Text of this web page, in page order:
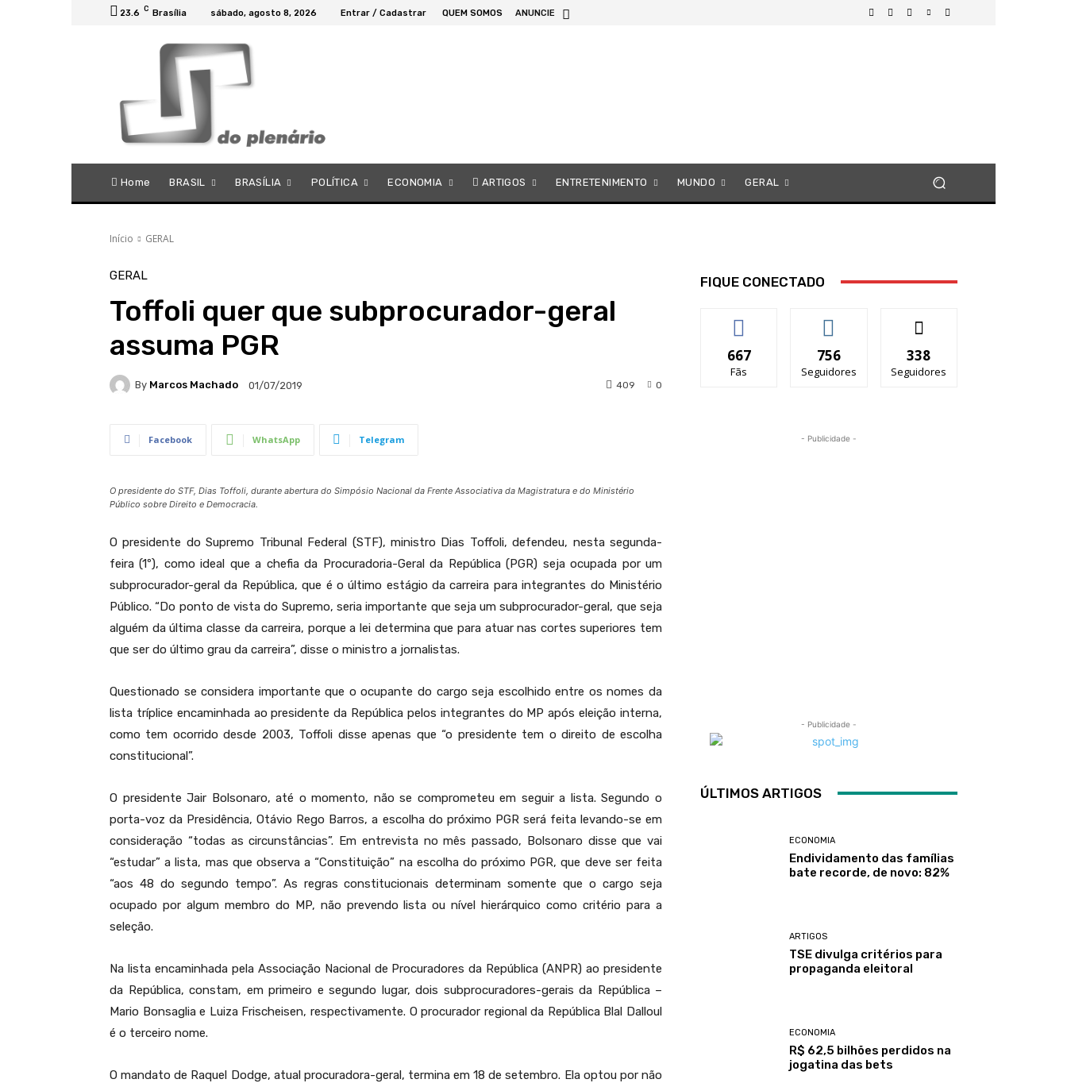
23.6 C Brasília sábado, agosto 8, 2026 Entrar / Cadastrar QUEM SOMOS ANUNCIE
Home BRASIL BRASÍLIA POLÍTICA ECONOMIA ARTIGOS ENTRETENIMENTO MUNDO GERAL
Início GERAL
GERAL
Toffoli quer que subprocurador-geral
assuma PGR
By Marcos Machado 01/07/2019 0
409
Facebook WhatsApp Telegram
O presidente do STF, Dias Toffoli, durante abertura do Simpósio Nacional da Frente Associativa da Magistratura e do Ministério
Público sobre Direito e Democracia.
O presidente do Supremo Tribunal Federal (STF), ministro Dias Toffoli, defendeu, nesta segunda-
feira (1º), como ideal que a chefia da Procuradoria-Geral da República (PGR) seja ocupada por um
subprocurador-geral da República, que é o último estágio da carreira para integrantes do Ministério
Público. “Do ponto de vista do Supremo, seria importante que seja um subprocurador-geral, que seja
alguém da última classe da carreira, porque a lei determina que para atuar nas cortes superiores tem
que ser do último grau da carreira”, disse o ministro a jornalistas.
Questionado se considera importante que o ocupante do cargo seja escolhido entre os nomes da
lista tríplice encaminhada ao presidente da República pelos integrantes do MP após eleição interna,
como tem ocorrido desde 2003, Toffoli disse apenas que “o presidente tem o direito de escolha
constitucional”.
O presidente Jair Bolsonaro, até o momento, não se comprometeu em seguir a lista. Segundo o
porta-voz da Presidência, Otávio Rego Barros, a escolha do próximo PGR será feita levando-se em
consideração “todas as circunstâncias”. Em entrevista no mês passado, Bolsonaro disse que vai
“estudar” a lista, mas que observa a “Constituição” na escolha do próximo PGR, que deve ser feita
“aos 48 do segundo tempo”. As regras constitucionais determinam somente que o cargo seja
ocupado por algum membro do MP, não prevendo lista ou nível hierárquico como critério para a
seleção.
Na lista encaminhada pela Associação Nacional de Procuradores da República (ANPR) ao presidente
da República, constam, em primeiro e segundo lugar, dois subprocuradores-gerais da República –
Mario Bonsaglia e Luiza Frischeisen, respectivamente. O procurador regional da República Blal Dalloul
é o terceiro nome.
O mandato de Raquel Dodge, atual procuradora-geral, termina em18 de setembro. Ela optou por não
FIQUE CONECTADO
667
Fãs
756
Seguidores
338
Seguidores
- Publicidade -
- Publicidade -
ÚLTIMOS ARTIGOS
ECONOMIA
Endividamento das famílias
bate recorde, de novo: 82%
ARTIGOS
TSE divulga critérios para
propaganda eleitoral
ECONOMIA
R$ 62,5 bilhões perdidos na
jogatina das bets